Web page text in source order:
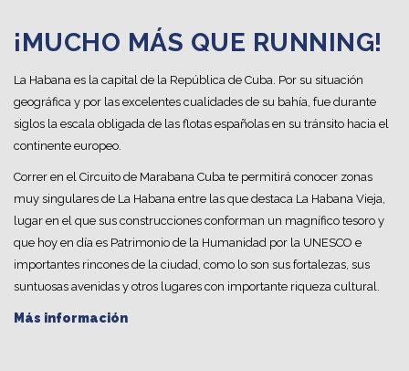
¡MUCHO MÁS QUE RUNNING!
La Habana es la capital de la República de Cuba. Por su situación
geográfica y por las excelentes cualidades de su bahía, fue durante
siglos la escala obligada de las flotas españolas en su tránsito hacia el
continente europeo.
Correr en el Circuito de Marabana Cuba te permitirá conocer zonas
muy singulares de La Habana entre las que destaca La Habana Vieja,
lugar en el que sus construcciones conforman un magnífico tesoro y
que hoy en día es Patrimonio de la Humanidad por la UNESCO e
importantes rincones de la ciudad, como lo son sus fortalezas, sus
suntuosas avenidas y otros lugares con importante riqueza cultural.
Más información